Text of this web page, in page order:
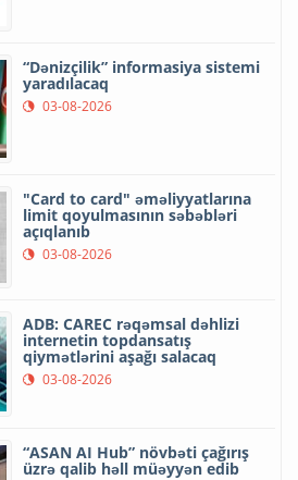
“Dənizçilik” informasiya sistemi
yaradılacaq
03-08-2026
"Card to card" əməliyyatlarına
limit qoyulmasının səbəbləri
açıqlanıb
03-08-2026
ADB: CAREC rəqəmsal dəhlizi
internetin topdansatış
qiymətlərini aşağı salacaq
03-08-2026
“ASAN AI Hub” növbəti çağırış
üzrə qalib həll müəyyən edib